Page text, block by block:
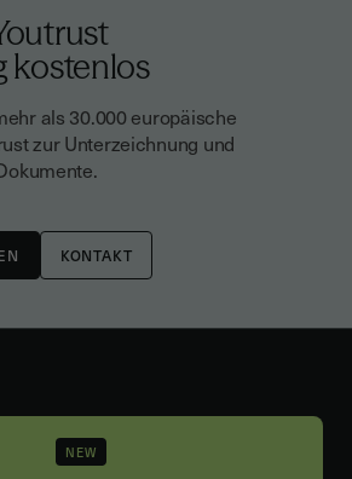
kostenlos
als 30.000 europäische
zur Unterzeichnung und
KONTAKT
NEW